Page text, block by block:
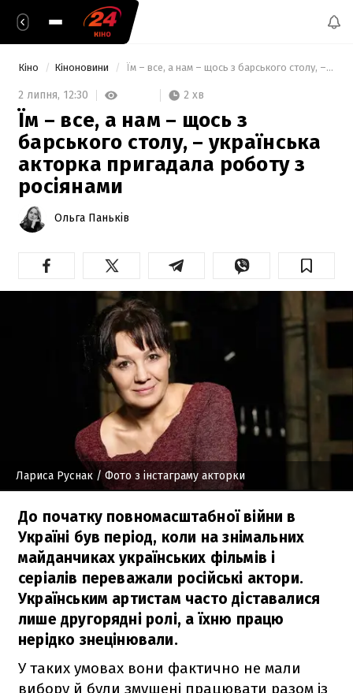
Кіно Кіноновини Їм – все, а нам – щось з барського столу, – українська акторка пригадала роботу з росіянами
2 липня, 12:30 2 хв
Їм – все, а нам – щось з
барського столу, – українська
акторка пригадала роботу з
росіянами
Ольга Паньків
Лариса Руснак / Фото з інстаграму акторки
До початку повномасштабної війни в
Україні був період, коли на знімальних
майданчиках українських фільмів і
серіалів переважали російські актори.
Українським артистам часто діставалися
лише другорядні ролі, а їхню працю
нерідко знецінювали.
У таких умовах вони фактично не мали
вибору й були змушені працювати разом із